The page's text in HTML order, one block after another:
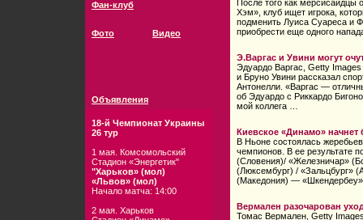
Фан-клуб
Фото Видео
Объявления
18-й Чемпионат Украины
26 тур
1 мая. Комсомольский
Стадион «Энергетик"
"Харьков» (мол)
«Львов» (мол)
Начало матча: 14:00
2 мая. Харьков
После того как мерсисайдцы
Хэм», клуб ищет игрока,
подменить Луиса Суареса и
приобрести еще одного
Э.Варгас и Увини могут
Эдуардо Варгас, Getty
и Бруно Увини рассказал
Антонелли. «Варгас —
об Эдуардо с Риккардо
мой коллега …
Киевское «Динамо»
В Ньоне состоялась
чемпионов. В ее результате
(Словения)/ «Железничар»
(Люксембург) / «Зальцбург»
(Македония) —
Вермален разочарован
Томас Вермален, Getty